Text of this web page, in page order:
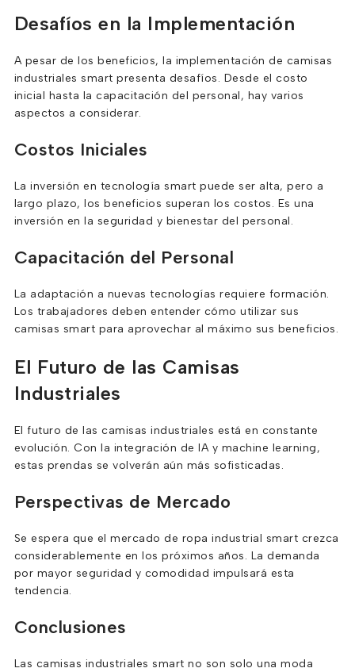
Desafíos en la Implementación
A pesar de los beneficios, la implementación de camisas
industriales smart presenta desafíos. Desde el costo
inicial hasta la capacitación del personal, hay varios
aspectos a considerar.
Costos Iniciales
La inversión en tecnología smart puede ser alta, pero a
largo plazo, los beneficios superan los costos. Es una
inversión en la seguridad y bienestar del personal.
Capacitación del Personal
La adaptación a nuevas tecnologías requiere formación.
Los trabajadores deben entender cómo utilizar sus
camisas smart para aprovechar al máximo sus beneficios.
El Futuro de las Camisas
Industriales
El futuro de las camisas industriales está en constante
evolución. Con la integración de IA y machine learning,
estas prendas se volverán aún más sofisticadas.
Perspectivas de Mercado
Se espera que el mercado de ropa industrial smart crezca
considerablemente en los próximos años. La demanda
por mayor seguridad y comodidad impulsará esta
tendencia.
Conclusiones
Las camisas industriales smart no son solo una moda